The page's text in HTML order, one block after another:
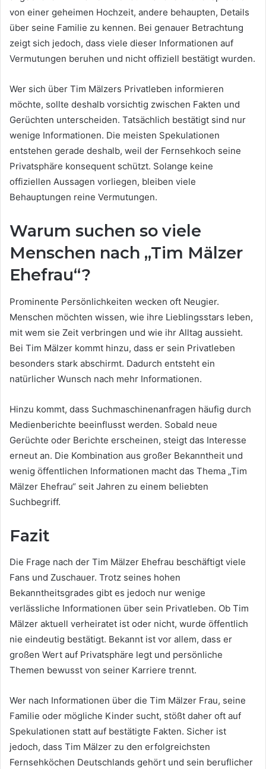
von einer geheimen Hochzeit, andere behaupten, Details
über seine Familie zu kennen. Bei genauer Betrachtung
zeigt sich jedoch, dass viele dieser Informationen auf
Vermutungen beruhen und nicht offiziell bestätigt wurden.
Wer sich über Tim Mälzers Privatleben informieren
möchte, sollte deshalb vorsichtig zwischen Fakten und
Gerüchten unterscheiden. Tatsächlich bestätigt sind nur
wenige Informationen. Die meisten Spekulationen
entstehen gerade deshalb, weil der Fernsehkoch seine
Privatsphäre konsequent schützt. Solange keine
offiziellen Aussagen vorliegen, bleiben viele
Behauptungen reine Vermutungen.
Warum suchen so viele
Menschen nach „Tim Mälzer
Ehefrau“?
Prominente Persönlichkeiten wecken oft Neugier.
Menschen möchten wissen, wie ihre Lieblingsstars leben,
mit wem sie Zeit verbringen und wie ihr Alltag aussieht.
Bei Tim Mälzer kommt hinzu, dass er sein Privatleben
besonders stark abschirmt. Dadurch entsteht ein
natürlicher Wunsch nach mehr Informationen.
Hinzu kommt, dass Suchmaschinenanfragen häufig durch
Medienberichte beeinflusst werden. Sobald neue
Gerüchte oder Berichte erscheinen, steigt das Interesse
erneut an. Die Kombination aus großer Bekanntheit und
wenig öffentlichen Informationen macht das Thema „Tim
Mälzer Ehefrau“ seit Jahren zu einem beliebten
Suchbegriff.
Fazit
Die Frage nach der Tim Mälzer Ehefrau beschäftigt viele
Fans und Zuschauer. Trotz seines hohen
Bekanntheitsgrades gibt es jedoch nur wenige
verlässliche Informationen über sein Privatleben. Ob Tim
Mälzer aktuell verheiratet ist oder nicht, wurde öffentlich
nie eindeutig bestätigt. Bekannt ist vor allem, dass er
großen Wert auf Privatsphäre legt und persönliche
Themen bewusst von seiner Karriere trennt.
Wer nach Informationen über die Tim Mälzer Frau, seine
Familie oder mögliche Kinder sucht, stößt daher oft auf
Spekulationen statt auf bestätigte Fakten. Sicher ist
jedoch, dass Tim Mälzer zu den erfolgreichsten
Fernsehköchen Deutschlands gehört und sein beruflicher